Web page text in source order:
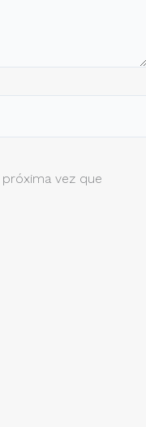
vez que